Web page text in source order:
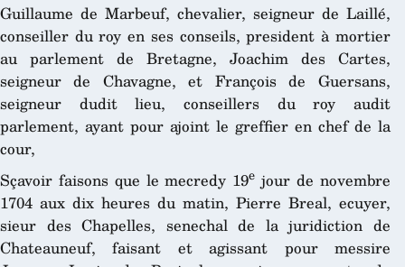
Guillaume de Marbeuf, chevalier, seigneur de Laillé,
conseiller du roy en ses conseils, president à mortier
au parlement de Bretagne, Joachim des Cartes,
seigneur de Chavagne, et François de Guersans,
seigneur dudit lieu, conseillers du roy audit
parlement, ayant pour ajoint le greffier en chef de la
cour,
Sçavoir faisons que le mecredy 19e jour de novembre
1704 aux dix heures du matin, Pierre Breal, ecuyer,
sieur des Chapelles, senechal de la juridiction de
Chateauneuf, faisant et agissant pour messire